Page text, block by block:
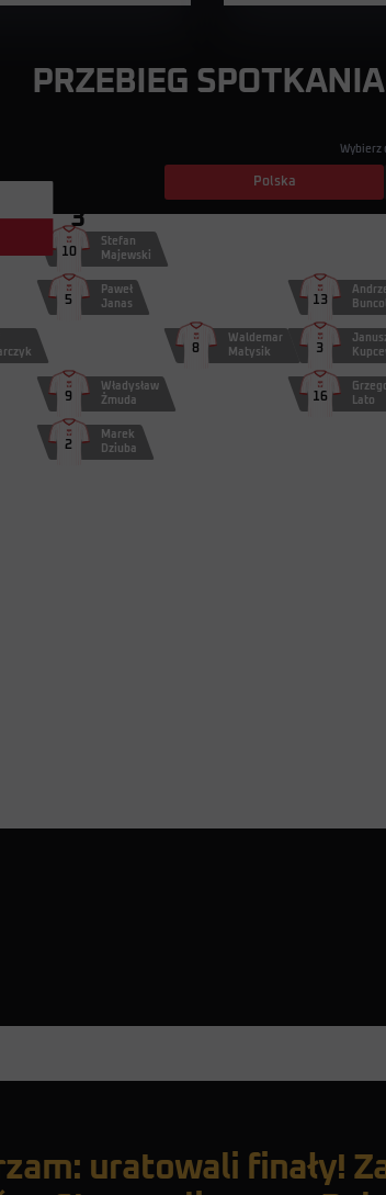
PRZEBIEG SPOTKANIA
Wybierz
Polska
3
10
Stefan
Majewski
5
Paweł
Janas
9
Władysław
Żmuda
2
Marek
Dziuba
8
Waldemar
Matysik
13
Buncol
3
16
Lato
uratowali finały!